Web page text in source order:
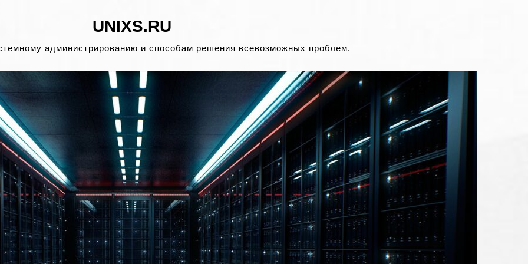
UNIXS.RU
администрированию и способам решения всевозможных проблем.